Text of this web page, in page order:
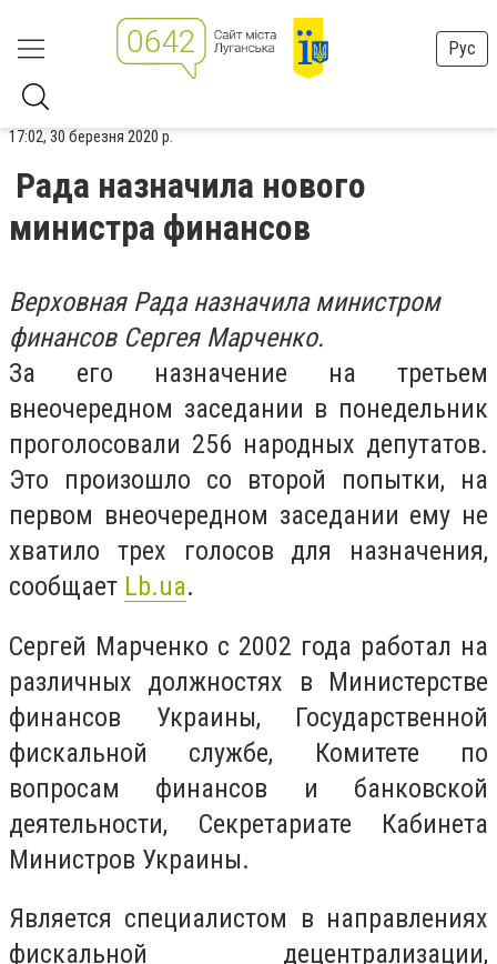
Рус
17:02, 30 березня 2020 р.
Рада назначила нового
министра финансов
Верховная Рада назначила министром
финансов Сергея Марченко.
За его назначение на третьем
внеочередном заседании в понедельник
проголосовали 256 народных депутатов.
Это произошло со второй попытки, на
первом внеочередном заседании ему не
хватило трех голосов для назначения,
сообщает Lb.ua.
Сергей Марченко с 2002 года работал на
различных должностях в Министерстве
финансов Украины, Государственной
фискальной службе, Комитете по
вопросам финансов и банковской
деятельности, Секретариате Кабинета
Министров Украины.
Является специалистом в направлениях
фискальной децентрализации,